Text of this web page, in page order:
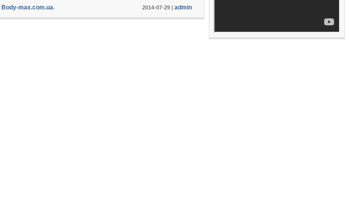
Body-max.com.ua. 2014-07-29 | admin